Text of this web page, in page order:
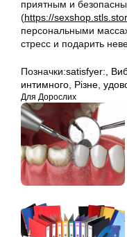
приятным и
(https://
персональными
стресс и подарить
Позначки:satisfyer:
интимного Різне
Для Дорослих